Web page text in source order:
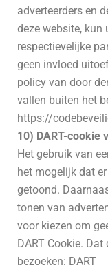
adverteerders en
deze website, kun
respectievelijke
geen invloed
policy van door
vallen buiten het
https://
10) DART-cookie
Het gebruik van
het mogelijk dat
getoond.
tonen van
voor kiezen om
DART Cookie.
bezoeken: DART